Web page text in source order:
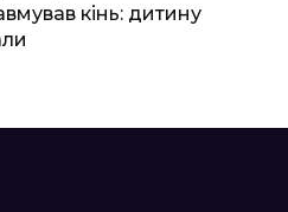
кінь: дитину